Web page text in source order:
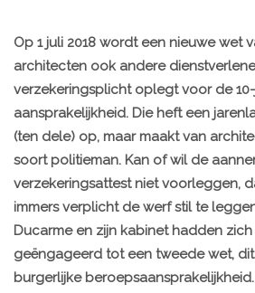
Op 1 juli 2018 wordt een nieuwe wet
architecten ook andere
verzekeringsplicht oplegt voor de
aansprakelijkheid. Die heft een
(ten dele) op, maar maakt van
soort politieman. Kan of wil de
verzekeringsattest niet voorleggen,
immers verplicht de werf stil te
Ducarme en zijn kabinet hadden
geëngageerd tot een tweede wet,
burgerlijke